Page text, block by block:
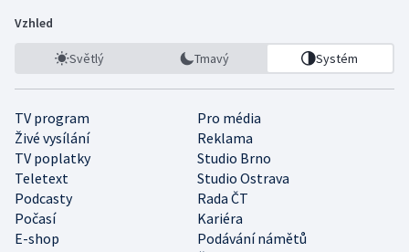
Vzhled
Světlý Tmavý Systém
TV program
Pro média
Živé vysílání
Reklama
TV poplatky
Studio Brno
Teletext
Studio Ostrava
Podcasty
Rada ČT
Počasí
Kariéra
E-shop
Podávání námětů